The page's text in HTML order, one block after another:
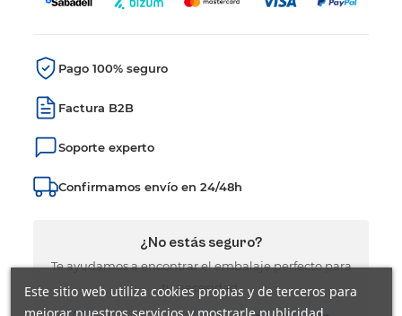
Pago 100% seguro
Factura B2B
Soporte experto
Confirmamos envío en 24/48h
¿No estás seguro?
Te ayudamos a encontrar el embalaje perfecto para
tu necesidad.
Este sitio web utiliza cookies propias y de terceros para
mejorar nuestros servicios y mostrarle publicidad